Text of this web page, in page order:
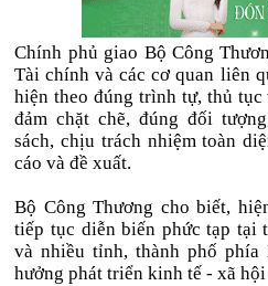
Chính phủ giao Bộ Công
Tài chính và các cơ quan liên
hiện theo đúng trình tự, thủ
đảm chặt chẽ, đúng đối
sách, chịu trách nhiệm toàn
cáo và đề xuất.
Bộ Công Thương cho biết,
tiếp tục diễn biến phức tạp tại
và nhiều tỉnh, thành phố
hưởng phát triển kinh tế - xã hội